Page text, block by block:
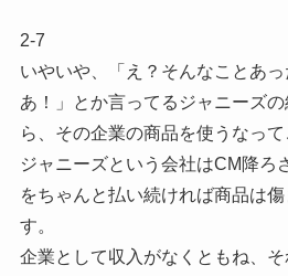
2-7
いやいや、「え？そんなことあ
あ！」とか言ってるジャニーズ
ら、その企業の商品を使うなって
ジャニーズという会社はCM降ろ
をちゃんと払い続ければ商品は
す。
企業として収入がなくともね、